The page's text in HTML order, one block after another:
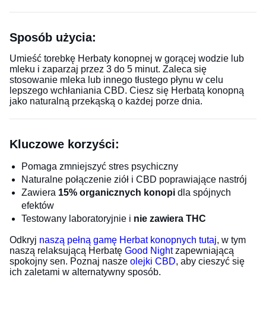
Sposób użycia:
Umieść torebkę Herbaty konopnej w gorącej wodzie lub
mleku i zaparzaj przez 3 do 5 minut. Zaleca się
stosowanie mleka lub innego tłustego płynu w celu
lepszego wchłaniania CBD. Ciesz się Herbatą konopną
jako naturalną przekąską o każdej porze dnia.
Kluczowe korzyści:
Pomaga zmniejszyć stres psychiczny
Naturalne połączenie ziół i CBD poprawiające nastrój
Zawiera 15% organicznych konopi dla spójnych
efektów
Testowany laboratoryjnie i nie zawiera THC
Odkryj naszą pełną gamę Herbat konopnych tutaj, w tym
naszą relaksującą Herbatę Good Nightzapewniającą
spokojny sen. Poznaj nasze olejki CBD, aby cieszyć się
ich zaletami w alternatywny sposób.